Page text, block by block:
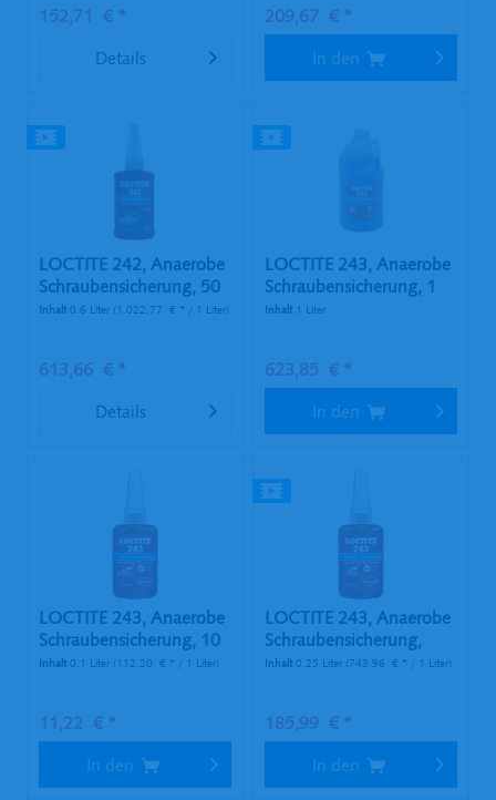
152,71 € *
Details
209,67 € *
In den
LOCTITE 242, Anaerobe
Schraubensicherung, 50
ml...
Inhalt0.6 Liter (1.022,77 € * / 1 Liter)
613,66 € *
Details
LOCTITE 243, Anaerobe
Schraubensicherung, 1
l...
Inhalt 1 Liter
623,85 € *
In den
LOCTITE 243, Anaerobe
Schraubensicherung, 10
ml...
Inhalt0.1 Liter (112,20 € * / 1 Liter)
11,22 € *
In den
LOCTITE 243, Anaerobe
Schraubensicherung,
250...
Inhalt0.25 Liter (743,96 € * / 1 Liter)
185,99 € *
In den